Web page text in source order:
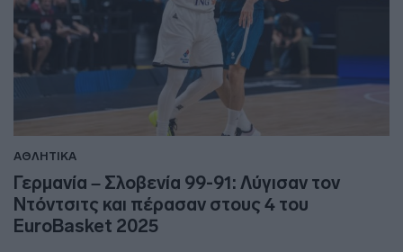
ΑΘΛΗΤΙΚΑ
Γερμανία – Σλοβενία 99-91: Λύγισαν τον
Ντόντσιτς και πέρασαν στους 4 του
EuroBasket 2025